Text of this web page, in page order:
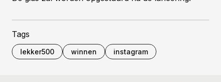
Tags
lekker500 winnen instagram